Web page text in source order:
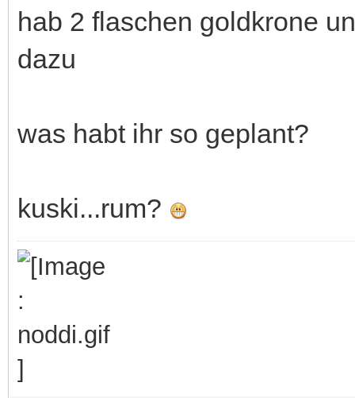
hab 2 flaschen goldkrone
dazu
was habt ihr so geplant?
kuski...rum?